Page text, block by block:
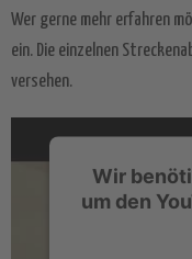
Wer gerne mehr erfahren
ein. Die einzelnen
versehen.
Wir
um den